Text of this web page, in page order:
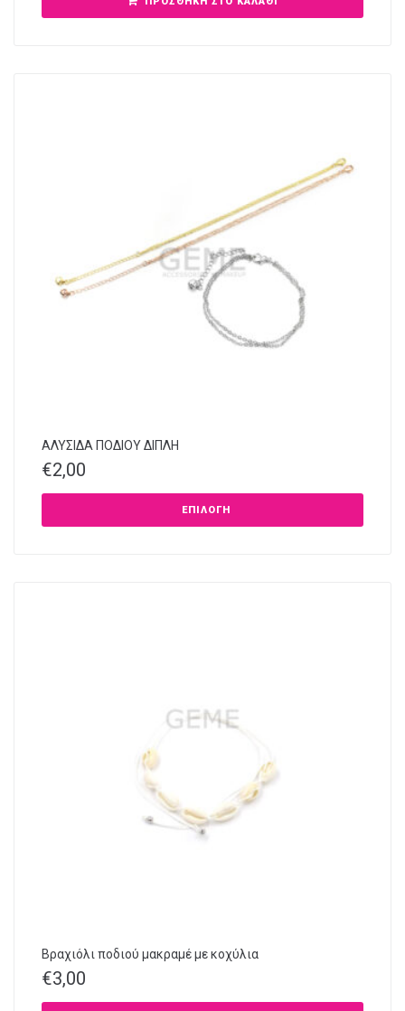
ΑΛΥΣΙΔΑ ΠΟΔΙΟΥ ΔΙΠΛΗ
€2,00
ΕΠΙΛΟΓΉ
Βραχιόλι ποδιού μακραμέ με κοχύλια
€3,00